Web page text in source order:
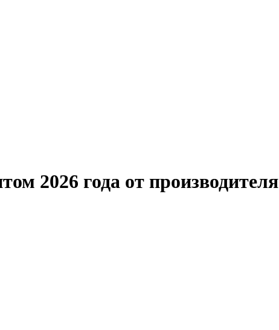
2026 года от производителя